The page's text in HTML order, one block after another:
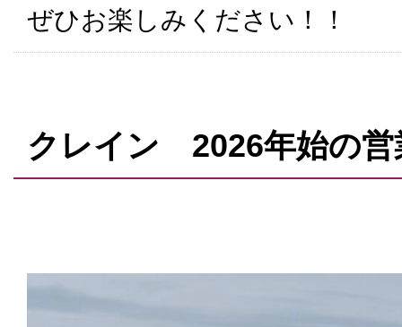
ぜひお楽しみください！！
クレイン 2026年始の営